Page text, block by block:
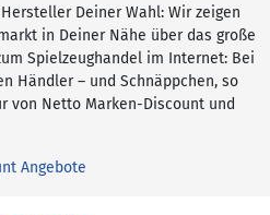
Deiner Wahl: Wir zeigen
in Deiner Nähe über das große
Spielzeughandel im Internet: Bei
Händler – und Schnäppchen, so
von Netto Marken-Discount und
Angebote